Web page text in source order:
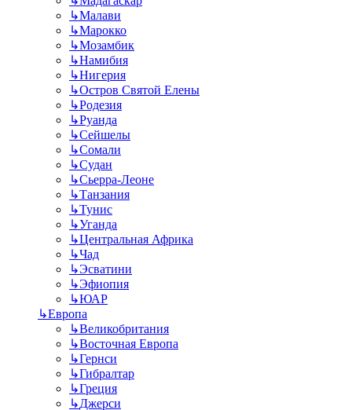
↳Малави
↳Марокко
↳Мозамбик
↳Намибия
↳Нигерия
↳Остров Святой Елены
↳Родезия
↳Руанда
↳Сейшелы
↳Сомали
↳Судан
↳Сьерра-Леоне
↳Танзания
↳Тунис
↳Уганда
↳Центральная Африка
↳Чад
↳Эсватини
↳Эфиопия
↳ЮАР
↳Европа
↳Великобритания
↳Восточная Европа
↳Гернси
↳Гибралтар
↳Греция
↳Джерси